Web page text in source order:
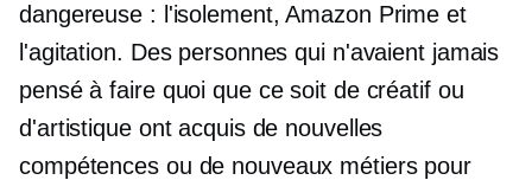
dangereuse : l'isolement, Amazon Prime et
l'agitation. Des personnes qui n'avaient jamais
pensé à faire quoi que ce soit de créatif ou
d'artistique ont acquis de nouvelles
compétences ou de nouveaux métiers pour